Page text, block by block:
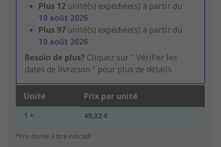
Plus 12 unité(s) expédiée(s) à partir du
10 août 2026
Plus 97 unité(s) expédiée(s) à partir du
10 août 2026
Besoin de plus? Cliquez sur " Vérifier les
dates de livraison " pour plus de détails
Unité Prix par unité
1 + 49,32 €
*Prix donné à titre indicatif